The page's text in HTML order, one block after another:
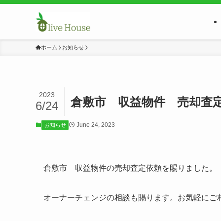
ホーム お知らせ
倉敷市 収益物件 売却査
2023
6/24
お知らせ June 24, 2023
倉敷市 収益物件の売却査定依頼を賜りました。
オーナーチェンジの相談も賜ります。お気軽にご